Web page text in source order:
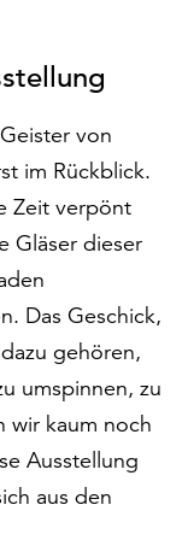
von
im Rückblick.
Zeit verpönt
Gläser dieser
Das Geschick,
gehören,
umspinnen, zu
wir kaum noch
Ausstellung
aus den